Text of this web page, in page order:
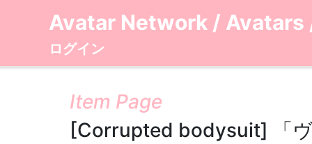
Avatar Network / Avatars
ログイン
Item Page
[Corrupted bodysuit] 「